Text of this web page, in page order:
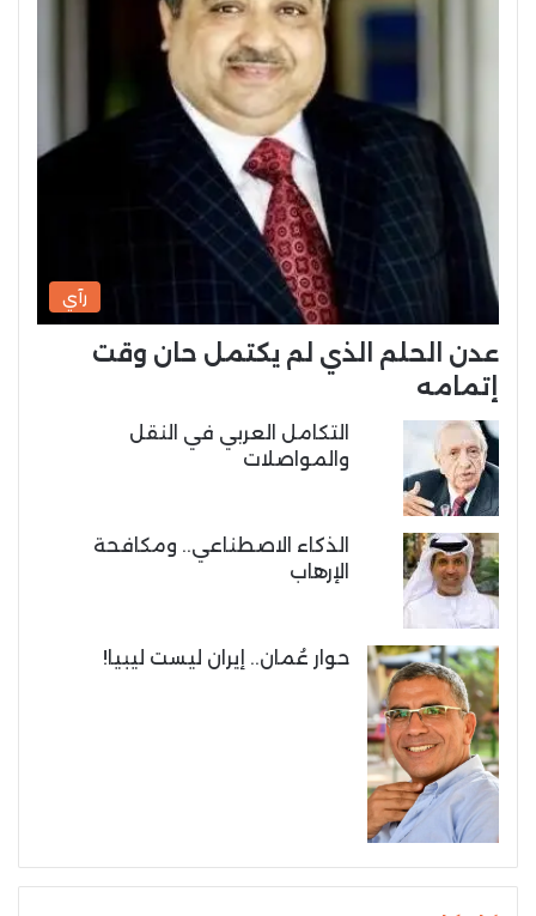
رآي
عدن الحلم الذي لم يكتمل حان وقت
إتمامه
التكامل العربي في النقل
والمواصلات
الذكاء الاصطناعي.. ومكافحة
الإرهاب
حوار عُمان.. إيران ليست ليبيا!